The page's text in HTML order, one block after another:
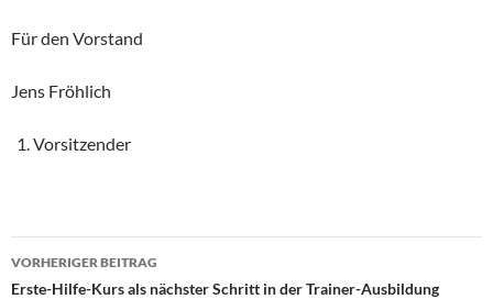
Für den Vorstand
Jens Fröhlich
Vorsitzender
Beitragsnavigation
VORHERIGER BEITRAG
Erste-Hilfe-Kurs als nächster Schritt in der Trainer-Ausbildung